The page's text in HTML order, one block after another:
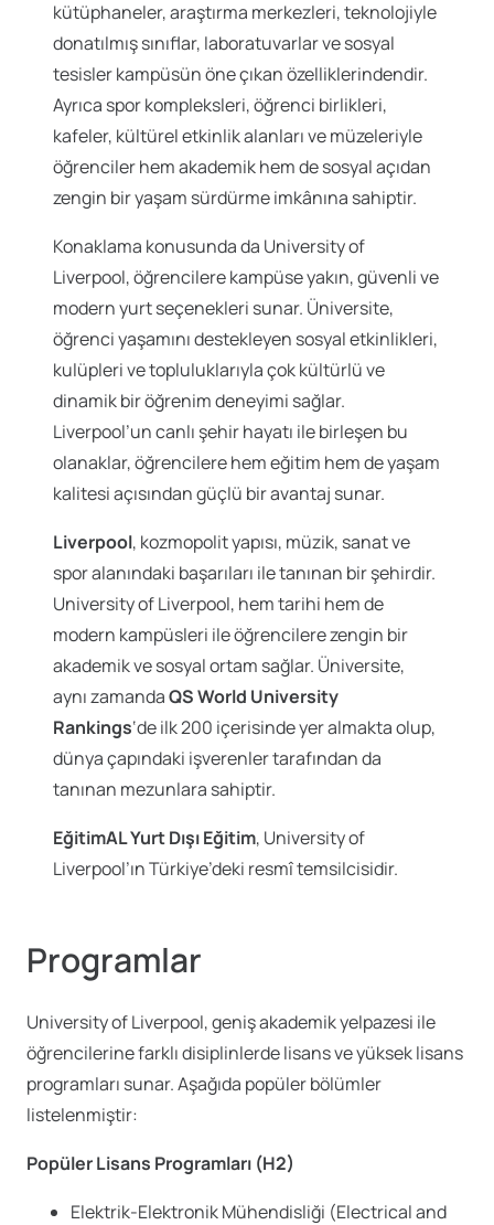
kütüphaneler, araştırma merkezleri, teknolojiyle
donatılmış sınıflar, laboratuvarlar ve sosyal
tesisler kampüsün öne çıkan özelliklerindendir.
Ayrıca spor kompleksleri, öğrenci birlikleri,
kafeler, kültürel etkinlik alanları ve müzeleriyle
öğrenciler hem akademik hem de sosyal açıdan
zengin bir yaşam sürdürme imkânına sahiptir.
Konaklama konusunda da University of
Liverpool, öğrencilere kampüse yakın, güvenli ve
modern yurt seçenekleri sunar. Üniversite,
öğrenci yaşamını destekleyen sosyal etkinlikleri,
kulüpleri ve topluluklarıyla çok kültürlü ve
dinamik bir öğrenim deneyimi sağlar.
Liverpool’un canlı şehir hayatı ile birleşen bu
olanaklar, öğrencilere hem eğitim hem de yaşam
kalitesi açısından güçlü bir avantaj sunar.
Liverpool, kozmopolit yapısı, müzik, sanat ve
spor alanındaki başarıları ile tanınan bir şehirdir.
University of Liverpool, hem tarihi hem de
modern kampüsleri ile öğrencilere zengin bir
akademik ve sosyal ortam sağlar. Üniversite,
aynı zamandaQS World University
Rankings‘de ilk 200 içerisinde yer almakta olup,
dünya çapındaki işverenler tarafından da
tanınan mezunlara sahiptir.
EğitimAL Yurt Dışı Eğitim, University of
Liverpool’ın Türkiye’deki resmî temsilcisidir.
Programlar
University of Liverpool, geniş akademik yelpazesi ile
öğrencilerine farklı disiplinlerde lisans ve yüksek lisans
programları sunar. Aşağıda popüler bölümler
listelenmiştir:
Popüler Lisans Programları (H2)
Elektrik-Elektronik Mühendisliği (Electrical and